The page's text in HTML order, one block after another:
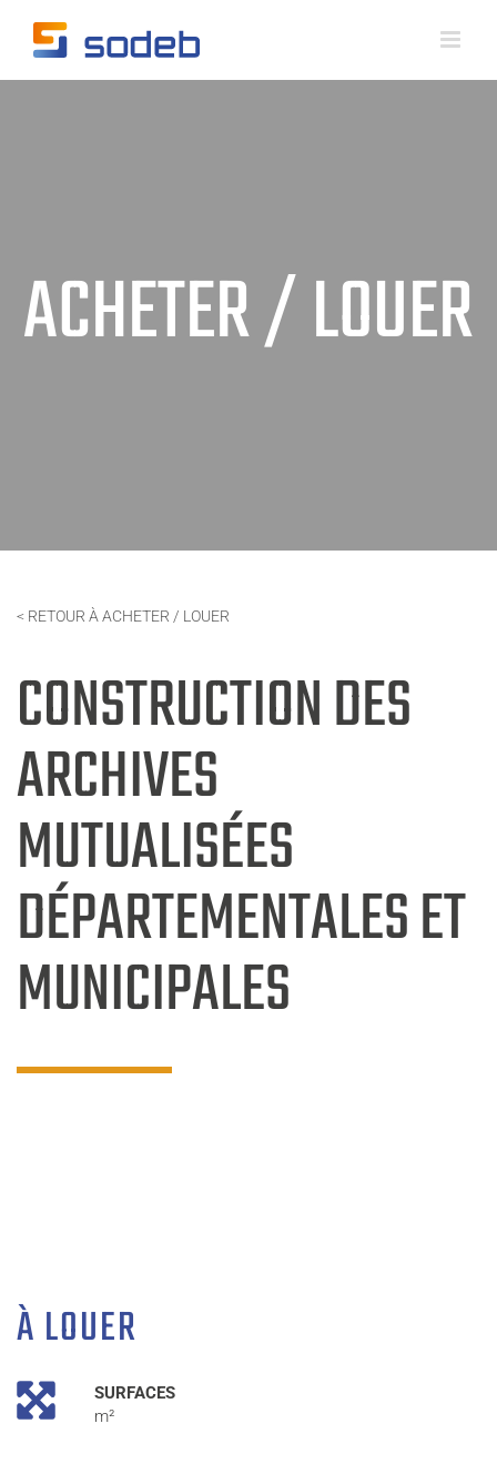
content
ACHETER / LOUER
< RETOUR À ACHETER / LOUER
CONSTRUCTION DES
ARCHIVES
MUTUALISÉES
DÉPARTEMENTALES ET
MUNICIPALES
À LOUER
SURFACES
m²